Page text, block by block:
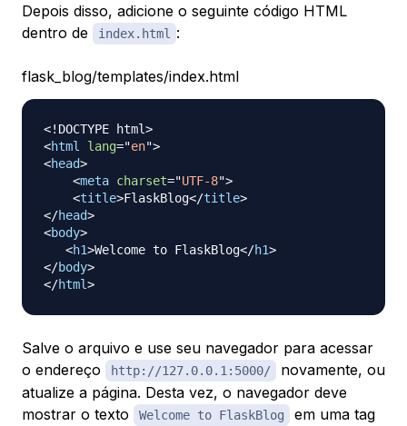
Depois disso, adicione o seguinte código HTML
dentro de
index.html :
flask_blog/templates/index.html
<! DOCTYPE html>
<html lang="en">
<head>
<meta charset="UTF-8">
<title>FlaskBlog</title>
</head>
<body>
<h1>Welcome to FlaskBlog</h1>
</body>
</html>
Salve o arquivo e use seu navegador para acessar
o endereço
http://127.0.0.1:5000/
novamente, ou
atualize a página. Desta vez, o navegador deve
mostrar o texto
Welcome to FlaskBlog em uma tag